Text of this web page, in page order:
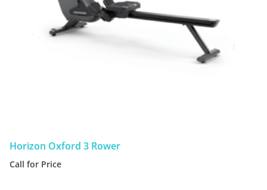
Horizon Oxford 3 Rower
Call for Price